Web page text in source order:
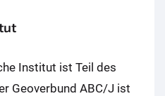
Institut ist Teil des
Geoverbund ABC/J ist